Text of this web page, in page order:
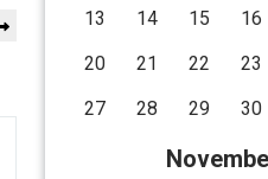
13
14 15 16
20
21 22 23
27
28 29 30